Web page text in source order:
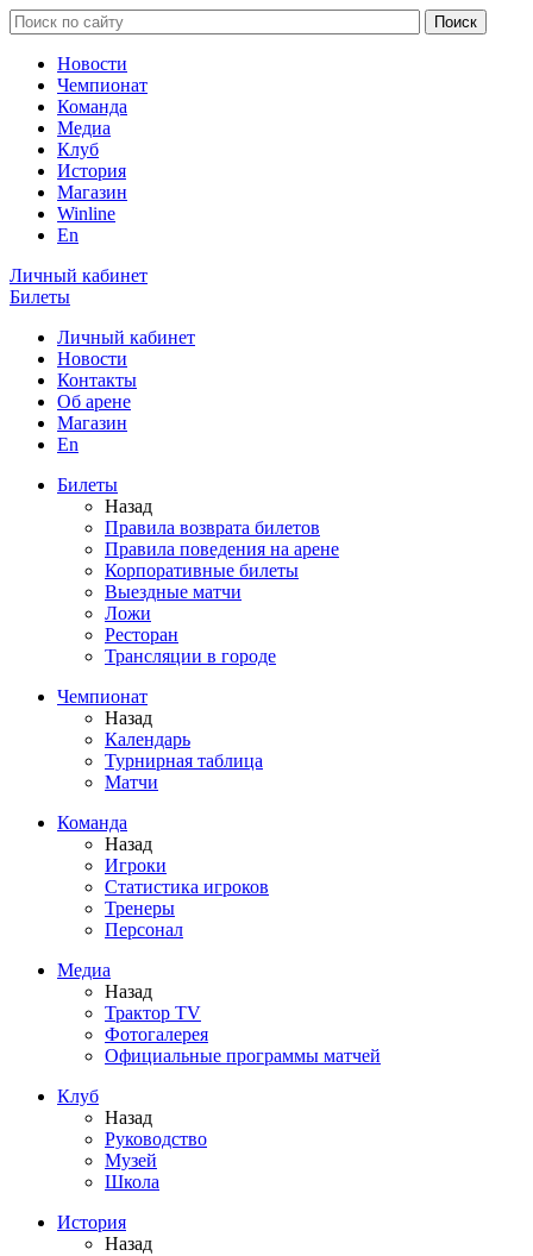
Новости
Чемпионат
Команда
Медиа
Клуб
История
Магазин
Winline
En
Личный кабинет
Билеты
Личный кабинет
Новости
Контакты
Об арене
Магазин
En
Билеты
Назад
Правила возврата билетов
Правила поведения на арене
Корпоративные билеты
Выездные матчи
Ложи
Ресторан
Трансляции в городе
Чемпионат
Назад
Календарь
Турнирная таблица
Матчи
Команда
Назад
Игроки
Статистика игроков
Тренеры
Персонал
Медиа
Назад
Трактор TV
Фотогалерея
Официальные программы матчей
Клуб
Назад
Руководство
Музей
Школа
История
Назад